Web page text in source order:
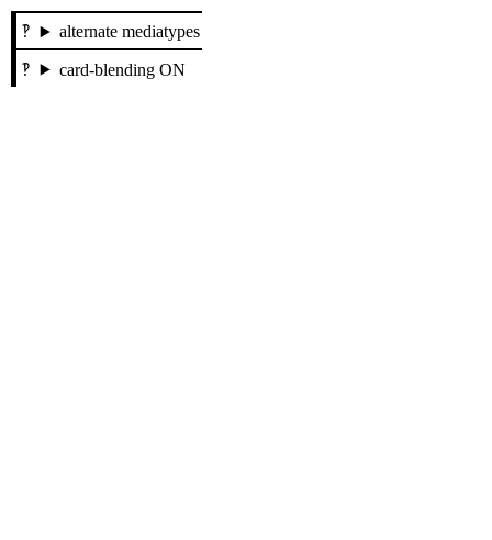
alternate mediatypes
card-blending ON